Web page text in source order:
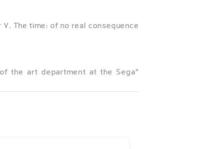
The time: of no real consequence.
the art department at the Sega